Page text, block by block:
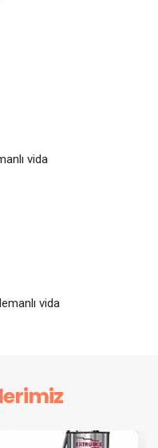
vida
vida